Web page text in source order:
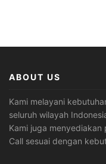
ABOUT US
Kami melayani
seluruh wilayah
Kami juga
Call sesuai dengan